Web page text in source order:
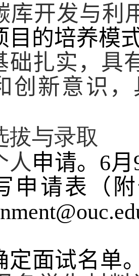
库开发与利
目的培养模
础扎实，具
创新意识
拔与录取
人申请。 6月
申请表（
定面试名单